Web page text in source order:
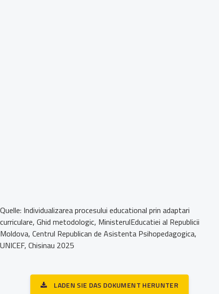
Quelle: Individualizarea procesului educational prin adaptari
curriculare, Ghid metodologic, MinisterulEducatiei al Republicii
Moldova, Centrul Republican de Asistenta Psihopedagogica,
UNICEF, Chisinau 2025
LADEN SIE DAS DOKUMENT HERUNTER